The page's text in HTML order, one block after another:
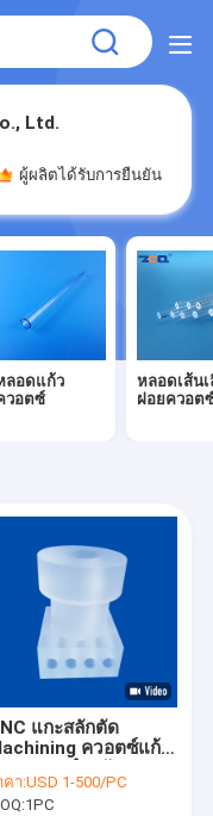
Ltd.
ผู้ผลิตได้รับการยืนยัน
ลอดแก้ว
วอตซ์
หลอดเส้น
ฝอยควอต
แกะสลักตัด
ควอตซ์แก้ว
ความร้อน
คา:USD 1-500/PC
1PC